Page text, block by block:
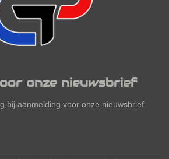
onze nieuwsbrief
bij aanmelding voor onze nieuwsbrief.